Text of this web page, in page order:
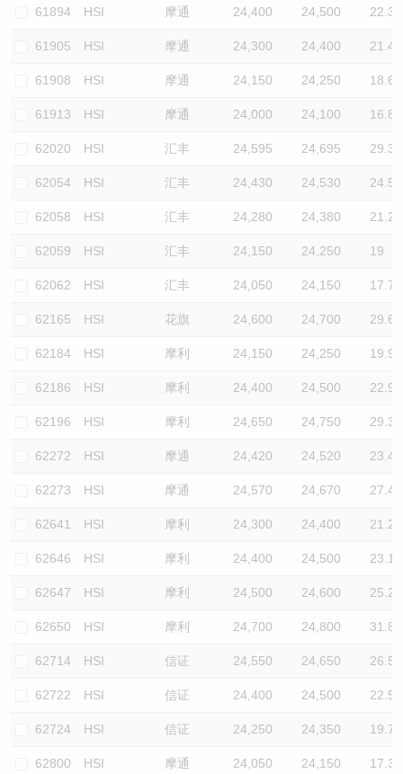
61894 HSI 摩通 24,400 24,500 22.3
61905 HSI 摩通 24,300 24,400 21.4
61908 HSI 摩通 24,150 24,250 18.6
61913 HSI 摩通 24,000 24,100 16.8
62020 HSI 汇丰 24,595 24,695 29.3
62054 HSI 汇丰 24,430 24,530 24.5
62058 HSI 汇丰 24,280 24,380 21.2
62059 HSI 汇丰 24,150 24,250 19
62062 HSI 汇丰 24,050 24,150 17.7
62165 HSI 花旗 24,600 24,700 29.6
62184 HSI 摩利 24,150 24,250 19.9
62186 HSI 摩利 24,400 24,500 22.9
62196 HSI 摩利 24,650 24,750 29.3
62272 HSI 摩通 24,420 24,520 23.4
62273 HSI 摩通 24,570 24,670 27.4
62641 HSI 摩利 24,300 24,400 21.2
62646 HSI 摩利 24,400 24,500 23.1
62647 HSI 摩利 24,500 24,600 25.2
62650 HSI 摩利 24,700 24,800 31.8
62714 HSI 信证 24,550 24,650 26.5
62722 HSI 信证 24,400 24,500 22.5
62724 HSI 信证 24,250 24,350 19.7
62800 HSI 摩通 24,050 24,150 17.3